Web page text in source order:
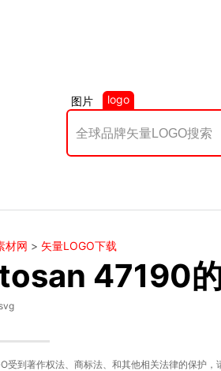
图片 logo
材网 > 矢量LOGO下载
47190
受到著作权法、商标法、和其他相关法律的保护，